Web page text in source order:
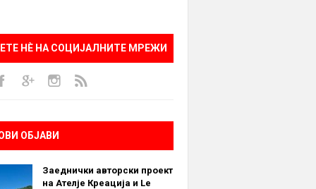
НÈ НА СОЦИЈАЛНИТЕ МРЕЖИ
ОБЈАВИ
Заеднички авторски проект
на Ателје Креација и Le